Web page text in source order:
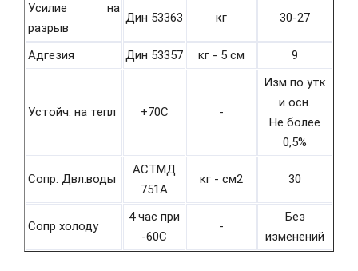
Усилие на
разрыв
Дин 53363 кг 30-27
Адгезия Дин 53357 кг - 5 см 9
Устойч. на тепл +70С -
Изм по утк
и осн.
Не более
0,5%
Сопр. Двл.воды
АСТМД
751А
кг - см2 30
Сопр холоду
4 час при
-60С
-
Без
изменений